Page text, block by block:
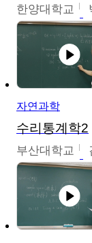
한양대학교
자연과학
수리통계학2
부산대학교